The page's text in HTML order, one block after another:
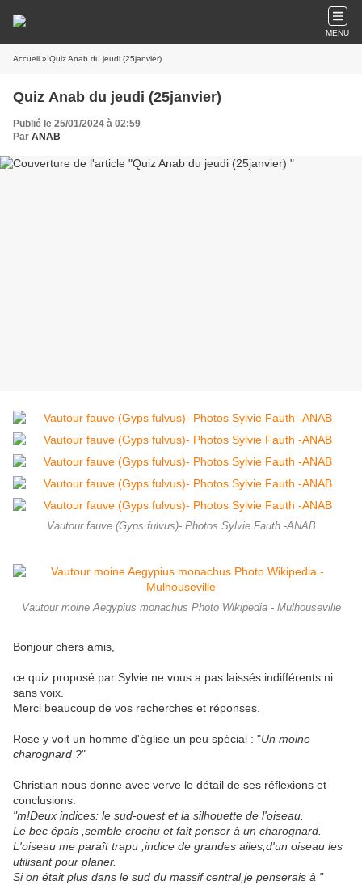
MENU
Accueil » Quiz Anab du jeudi (25janvier)
Quiz Anab du jeudi (25janvier)
Publié le 25/01/2024 à 02:59
Par ANAB
Vautour fauve (Gyps fulvus)- Photos Sylvie Fauth -ANAB
Vautour moine Aegypius monachus Photo Wikipedia - Mulhouseville
Bonjour chers amis,
ce quiz proposé par Sylvie ne vous a pas laissés indifférents ni
sans voix.
Merci beaucoup de vos recherches et réponses.
Rose y voit un homme d'église un peu spécial : "Un moine
charognard ?"
Christian nous donne avec verve le détail de ses réflexions et
conclusions:
"m!Deux indices: le sud-ouest et la silhouette de l'oiseau.
Le bec épais ,semble crochu et fait penser à un charognard.
L'oiseau me paraît trapu ,indice de grandes ailes,d'un oiseau les
utilisant pour planer.
Si on était plus dans le sud du massif central,je penserais à "